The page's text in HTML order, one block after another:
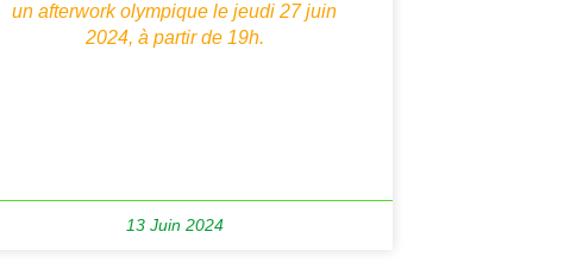
un afterwork olympique le jeudi 27 juin
2024, à partir de 19h.
13 Juin 2024